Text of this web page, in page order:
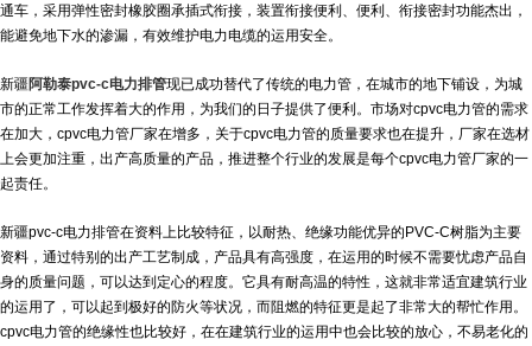
通车，采用弹性密封橡胶圈承插式衔接，装置衔接便利、便利、衔接密封功能杰出，
能避免地下水的渗漏，有效维护电力电缆的运用安全。
新疆阿勒泰pvc-c电力排管现已成功替代了传统的电力管，在城市的地下铺设，为城
市的正常工作发挥着大的作用，为我们的日子提供了便利。市场对cpvc电力管的需求
在加大，cpvc电力管厂家在增多，关于cpvc电力管的质量要求也在提升，厂家在选材
上会更加注重，出产高质量的产品，推进整个行业的发展是每个cpvc电力管厂家的一
起责任。
新疆pvc-c电力排管在资料上比较特征，以耐热、绝缘功能优异的PVC-C树脂为主要
资料，通过特别的出产工艺制成，产品具有高强度，在运用的时候不需要忧虑产品自
身的质量问题，可以达到定心的程度。它具有耐高温的特性，这就非常适宜建筑行业
的运用了，可以起到极好的防火等状况，而阻燃的特征更是起了非常大的帮忙作用。
cpvc电力管的绝缘性也比较好，在在建筑行业的运用中也会比较的放心，不易老化的